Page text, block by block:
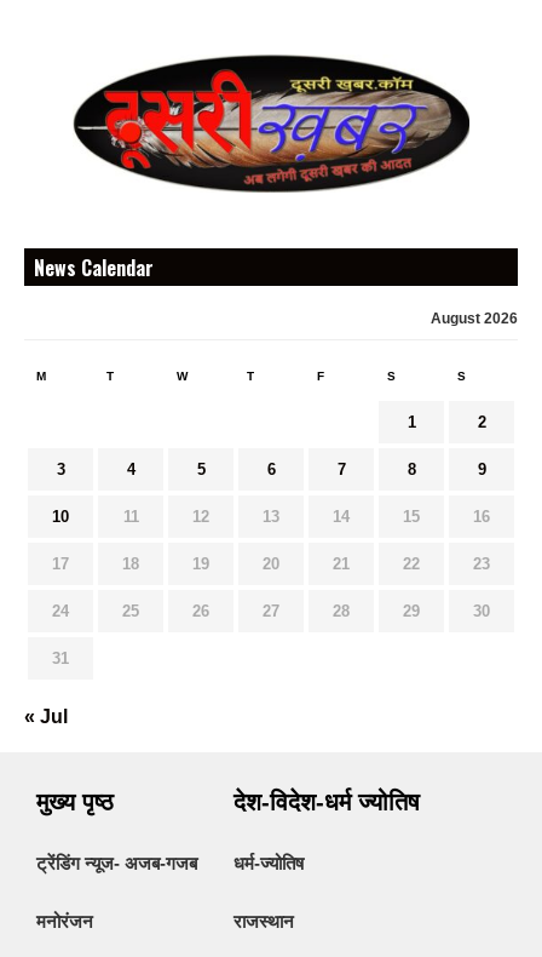
News Calendar
August 2026
M T W T F S S
1 2
3 4 5 6 7 8 9
10 11 12 13 14 15 16
17 18 19 20 21 22 23
24 25 26 27 28 29 30
31
« Jul
मुख्य पृष्ठ
ट्रेंडिंग न्यूज- अजब-गजब
मनोरंजन
देश-विदेश-धर्म ज्योतिष
धर्म-ज्योतिष
राजस्थान